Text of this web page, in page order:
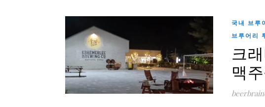
국내 브루
브루어리
크
맥